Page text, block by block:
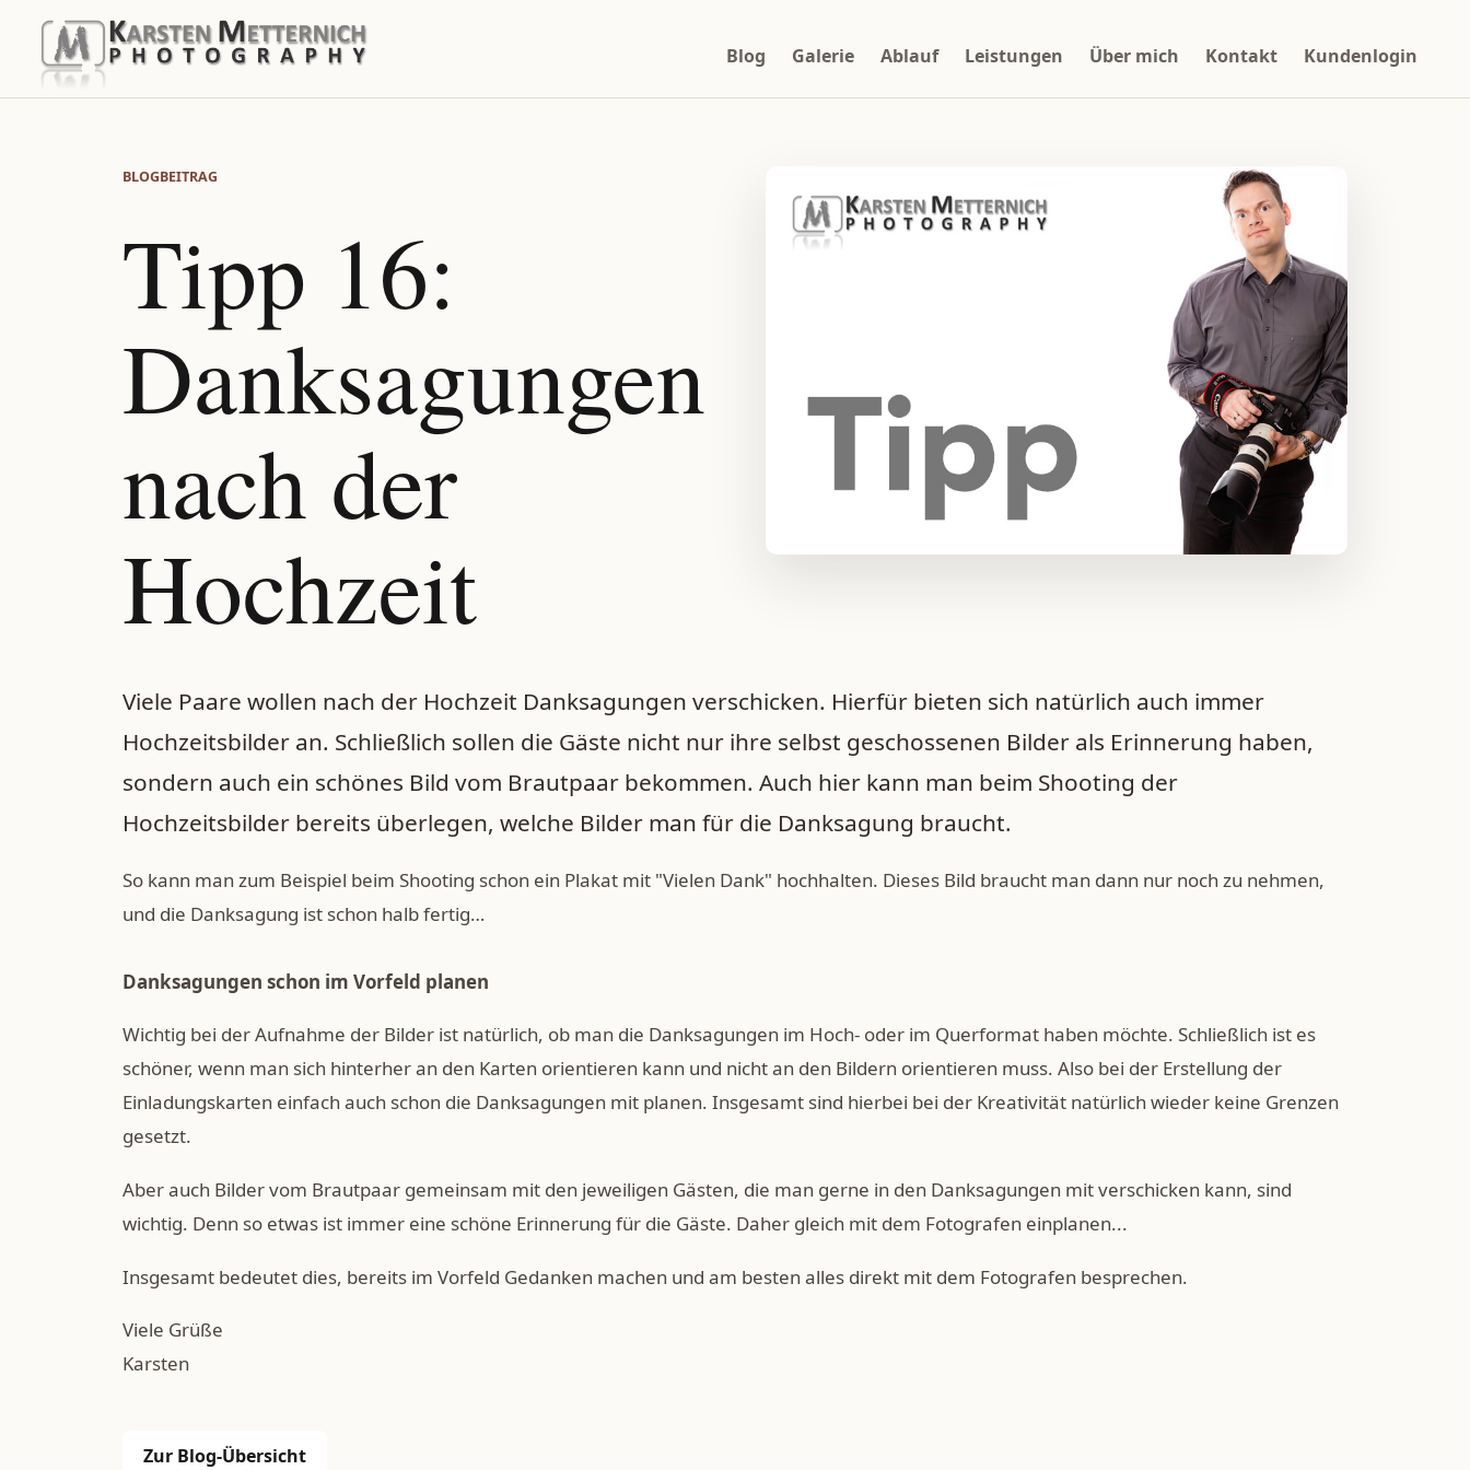
Blog Galerie Ablauf Leistungen Über mich Kontakt Kundenlogin
BLOGBEITRAG
Tipp 16:
Danksagungen
nach der
Hochzeit
Viele Paare wollen nach der Hochzeit Danksagungen verschicken. Hierfür bieten sich natürlich auch immer
Hochzeitsbilder an. Schließlich sollen die Gäste nicht nur ihre selbst geschossenen Bilder als Erinnerung haben,
sondern auch ein schönes Bild vom Brautpaar bekommen. Auch hier kann man beim Shooting der
Hochzeitsbilder bereits überlegen, welche Bilder man für die Danksagung braucht.
So kann man zum Beispiel beim Shooting schon ein Plakat mit "Vielen Dank" hochhalten. Dieses Bild braucht man dann nur noch zu nehmen,
und die Danksagung ist schon halb fertig…
Danksagungen schon im Vorfeld planen
Wichtig bei der Aufnahme der Bilder ist natürlich, ob man die Danksagungen im Hoch- oder im Querformat haben möchte. Schließlich ist es
schöner, wenn man sich hinterher an den Karten orientieren kann und nicht an den Bildern orientieren muss. Also bei der Erstellung der
Einladungskarten einfach auch schon die Danksagungen mit planen. Insgesamt sind hierbei bei der Kreativität natürlich wieder keine Grenzen
gesetzt.
Aber auch Bilder vom Brautpaar gemeinsam mit den jeweiligen Gästen, die man gerne in den Danksagungen mit verschicken kann, sind
wichtig. Denn so etwas ist immer eine schöne Erinnerung für die Gäste. Daher gleich mit dem Fotografen einplanen...
Insgesamt bedeutet dies, bereits im Vorfeld Gedanken machen und am besten alles direkt mit dem Fotografen besprechen.
Viele Grüße
Karsten
Zur Blog-Übersicht